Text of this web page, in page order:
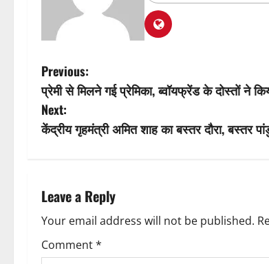
P
o
s
n
a
v
Previous:
प्रेमी से मिलने गई प्रेमिका, ब्वॉयफ्रेंड के दोस्तों ने
Next:
केंद्रीय गृहमंत्री अमित शाह का बस्तर दौरा, बस्तर
Leave a Reply
Your email address will not be published.
Comment*